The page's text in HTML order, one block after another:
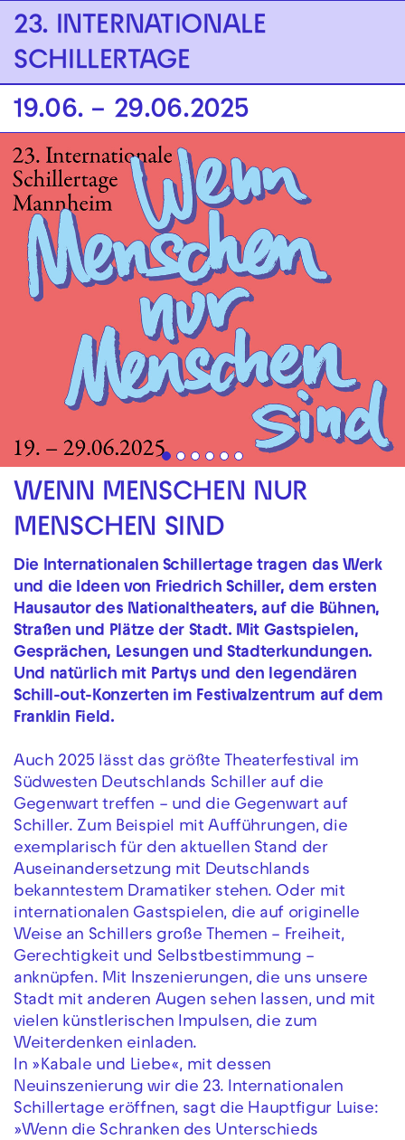
Zur Hauptnavigation springen
Zum Hauptinhalt springen
23. INTERNATIONALE
SCHILLERTAGE
19.06. – 29.06.2025
WENN MENSCHEN NUR
MENSCHEN SIND
Die Internationalen Schillertage tragen das Werk
und die Ideen von Friedrich Schiller, dem ersten
Hausautor des Nationaltheaters, auf die Bühnen,
Straßen und Plätze der Stadt. Mit Gastspielen,
Gesprächen, Lesungen und Stadterkundungen.
Und natürlich mit Partys und den legendären
Schill-out-Konzerten im Festivalzentrum auf dem
Franklin Field.
Auch 2025 lässt das größte Theaterfestival im
Südwesten Deutschlands Schiller auf die
Gegenwart treffen – und die Gegenwart auf
Schiller. Zum Beispiel mit Aufführungen, die
exemplarisch für den aktuellen Stand der
Auseinandersetzung mit Deutschlands
bekanntestem Dramatiker stehen. Oder mit
internationalen Gastspielen, die auf originelle
Weise an Schillers große Themen – Freiheit,
Gerechtigkeit und Selbstbestimmung –
anknüpfen. Mit Inszenierungen, die uns unsere
Stadt mit anderen Augen sehen lassen, und mit
vielen künstlerischen Impulsen, die zum
Weiterdenken einladen.
In »Kabale und Liebe«, mit dessen
Neuinszenierung wir die 23. Internationalen
Schillertage eröffnen, sagt die Hauptfigur Luise:
»Wenn die Schranken des Unterschieds